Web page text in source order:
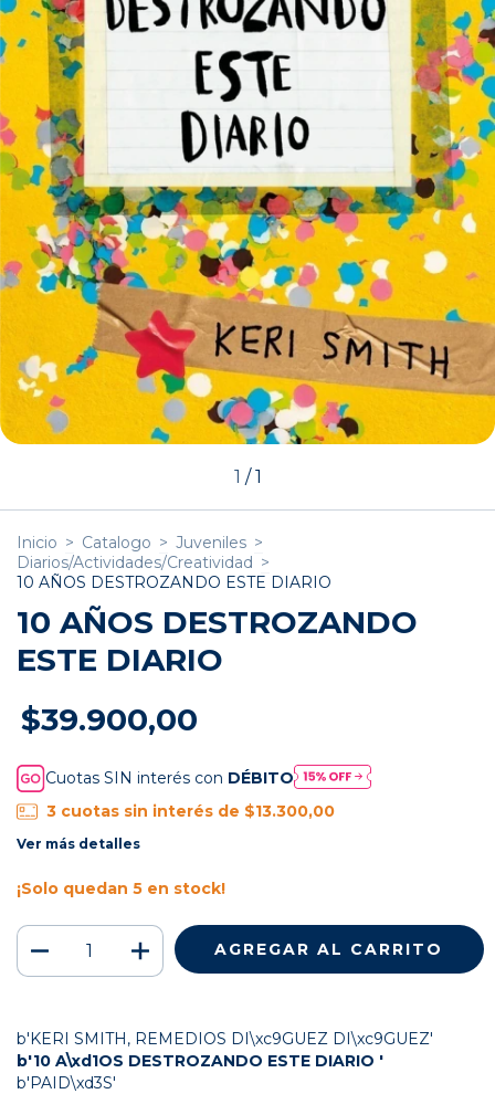
1 /1
Inicio > Catalogo > Juveniles >
Diarios/Actividades/Creatividad >
10 AÑOS DESTROZANDO ESTE DIARIO
10 AÑOS DESTROZANDO
ESTE DIARIO
$39.900,00
Cuotas SIN interés con DÉBITO
3 cuotas sin interés de $13.300,00
Ver más detalles
¡Solo quedan 5 en stock!
b'KERI SMITH, REMEDIOS DI\xc9GUEZ DI\xc9GUEZ'
b'10 A\xd1OS DESTROZANDO ESTE DIARIO '
b'PAID\xd3S'